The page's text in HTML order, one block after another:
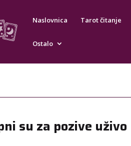
Naslovnica Tarot čitanje
Ostalo
120-021 3,50 CHF/min
su za pozive uživo